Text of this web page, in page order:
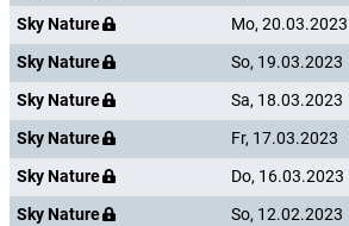
Sky Nature
Mo, 20.03.2023
Sky Nature
So, 19.03.2023
Sky Nature
Sa, 18.03.2023
Sky Nature
Fr, 17.03.2023
Sky Nature
Do, 16.03.2023
Sky Nature
So, 12.02.2023